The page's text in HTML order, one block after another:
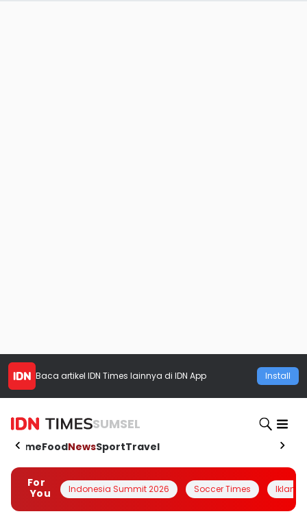
Baca artikel IDN Times lainnya di IDN App Install
SUMSEL
HomeFoodNewsSportTravel
For
You
Indonesia Summit 2026 Soccer Times Iklanin